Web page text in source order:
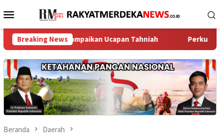
ke
Menu
Mobile
Breaking News
Sampaikan Ucapan Tahniah Perkuat Jaga
Beranda Daerah